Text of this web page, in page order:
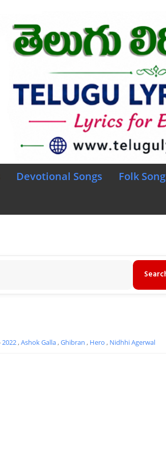
Devotional Songs Folk
2022,Ashok Galla,Ghibran , Hero , Nidhhi Agerwal